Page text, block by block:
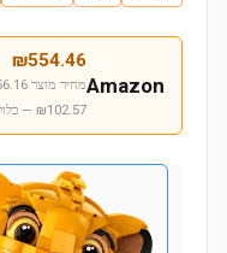
Amazon
₪554.46
₪102.57
—